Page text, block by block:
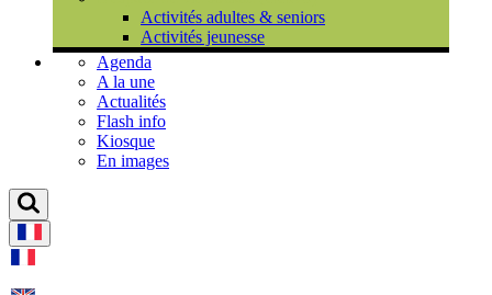
Activités adultes & seniors
Activités jeunesse
Agenda
A la une
Actualités
Flash info
Kiosque
En images